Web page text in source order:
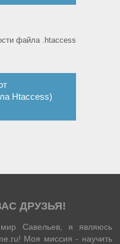
файла .htaccess
Htaccess)
ДРУЗЬЯ!
Савельев, я являюсь
Моя миссия - научить